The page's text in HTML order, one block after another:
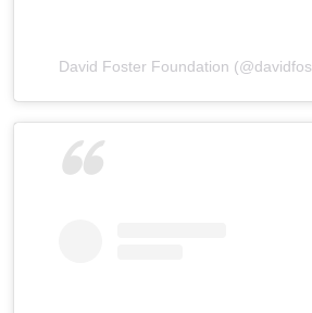
David Foster Foundation (@davidfosterfoundation)